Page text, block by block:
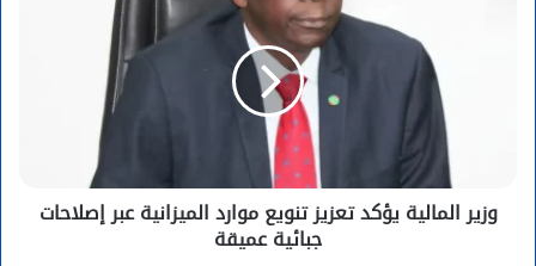
وزير المالية يؤكد تعزيز تنويع موارد الميزانية عبر إصلاحات
جبائية عميقة